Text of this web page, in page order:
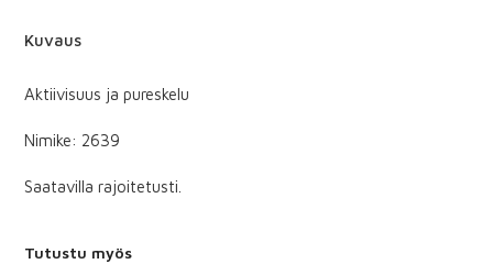
Kuvaus
Aktiivisuus ja pureskelu
Nimike: 2639
Saatavilla rajoitetusti.
Tutustu myös